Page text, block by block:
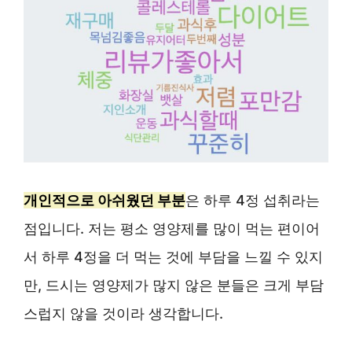
개인적으로 아쉬웠던 부분은 하루 4정 섭취라는
점입니다. 저는 평소 영양제를 많이 먹는 편이어
서 하루 4정을 더 먹는 것에 부담을 느낄 수 있지
만, 드시는 영양제가 많지 않은 분들은 크게 부담
스럽지 않을 것이라 생각합니다.